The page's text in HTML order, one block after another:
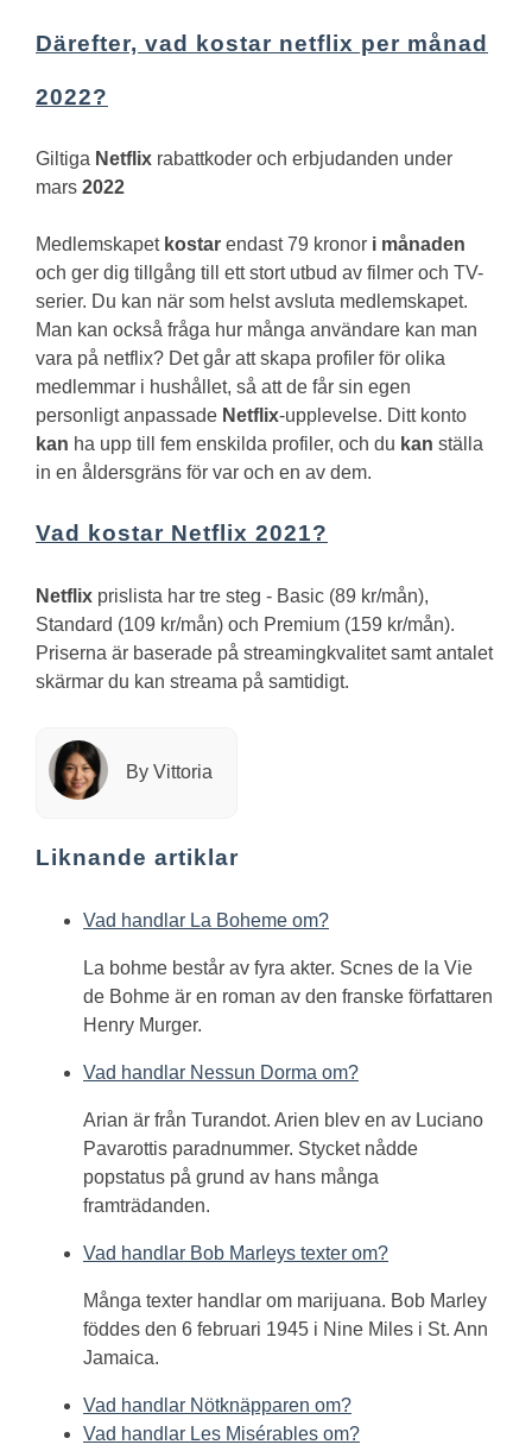
Därefter, vad kostar netflix per månad
2022?
Giltiga Netflix rabattkoder och erbjudanden under
mars 2022
Medlemskapet kostar endast 79 kronor i månaden
och ger dig tillgång till ett stort utbud av filmer och TV-
serier. Du kan när som helst avsluta medlemskapet.
Man kan också fråga hur många användare kan man
vara på netflix? Det går att skapa profiler för olika
medlemmar i hushållet, så att de får sin egen
personligt anpassade Netflix-upplevelse. Ditt konto
kan ha upp till fem enskilda profiler, och du kan ställa
in en åldersgräns för var och en av dem.
Vad kostar Netflix 2021?
Netflix prislista har tre steg - Basic (89 kr/mån),
Standard (109 kr/mån) och Premium (159 kr/mån).
Priserna är baserade på streamingkvalitet samt antalet
skärmar du kan streama på samtidigt.
By Vittoria
Liknande artiklar
Vad handlar La Boheme om?
La bohme består av fyra akter. Scnes de la Vie
de Bohme är en roman av den franske författaren
Henry Murger.
Vad handlar Nessun Dorma om?
Arian är från Turandot. Arien blev en av Luciano
Pavarottis paradnummer. Stycket nådde
popstatus på grund av hans många
framträdanden.
Vad handlar Bob Marleys texter om?
Många texter handlar om marijuana. Bob Marley
föddes den 6 februari 1945 i Nine Miles i St. Ann
Jamaica.
Vad handlar Nötknäpparen om?
Vad handlar Les Misérables om?